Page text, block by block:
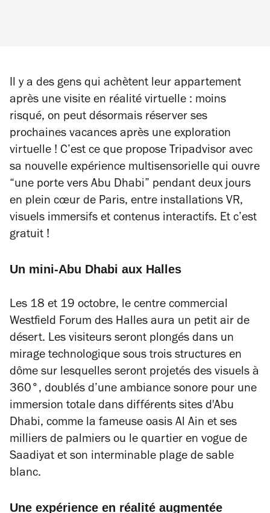
Il y a des gens qui achètent leur appartement
après une visite en réalité virtuelle : moins
risqué, on peut désormais réserver ses
prochaines vacances après une exploration
virtuelle ! C’est ce que propose Tripadvisor avec
sa nouvelle expérience multisensorielle qui ouvre
“une porte vers Abu Dhabi” pendant deux jours
en plein cœur de Paris, entre installations VR,
visuels immersifs et contenus interactifs. Et c’est
gratuit !
Un mini-Abu Dhabi aux Halles
Les 18 et 19 octobre, le centre commercial
Westfield Forum des Halles aura un petit air de
désert. Les visiteurs seront plongés dans un
mirage technologique sous trois structures en
dôme sur lesquelles seront projetés des visuels à
360°, doublés d’une ambiance sonore pour une
immersion totale dans différents sites d'Abu
Dhabi, comme la fameuse oasis Al Ain et ses
milliers de palmiers ou le quartier en vogue de
Saadiyat et son interminable plage de sable
blanc.
Une expérience en réalité augmentée